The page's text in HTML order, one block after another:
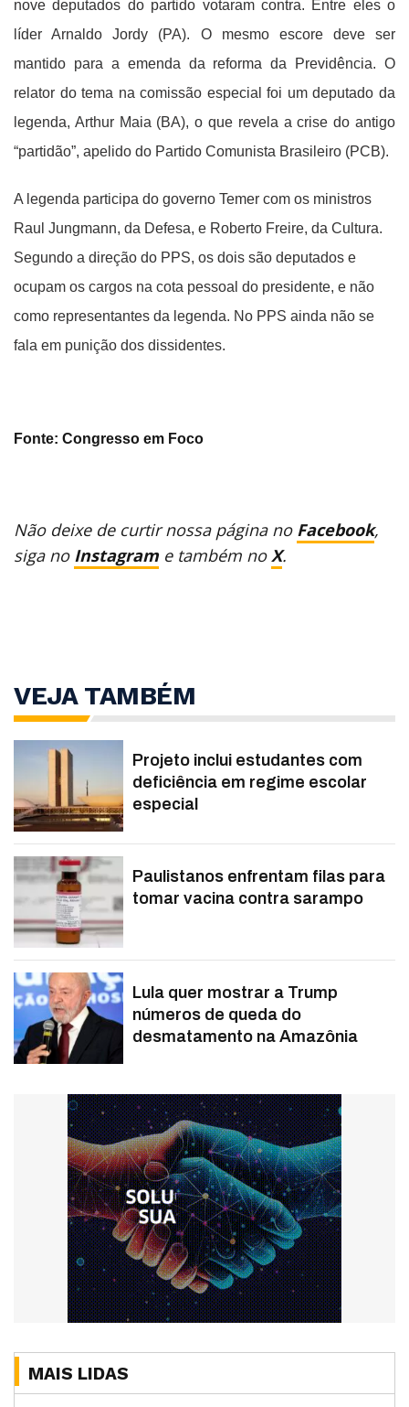
nove deputados do partido votaram contra. Entre eles o
líder Arnaldo Jordy (PA). O mesmo escore deve ser
mantido para a emenda da reforma da Previdência. O
relator do tema na comissão especial foi um deputado da
legenda, Arthur Maia (BA), o que revela a crise do antigo
“partidão”, apelido do Partido Comunista Brasileiro (PCB).
A legenda participa do governo Temer com os ministros
Raul Jungmann, da Defesa, e Roberto Freire, da Cultura.
Segundo a direção do PPS, os dois são deputados e
ocupam os cargos na cota pessoal do presidente, e não
como representantes da legenda. No PPS ainda não se
fala em punição dos dissidentes.
Fonte: Congresso em Foco
Não deixe de curtir nossa página no Facebook,
siga no Instagram e também noX.
VEJA TAMBÉM
Projeto inclui estudantes com
deficiência em regime escolar
especial
Paulistanos enfrentam filas para
tomar vacina contra sarampo
Lula quer mostrar a Trump
números de queda do
desmatamento na Amazônia
MAIS LIDAS